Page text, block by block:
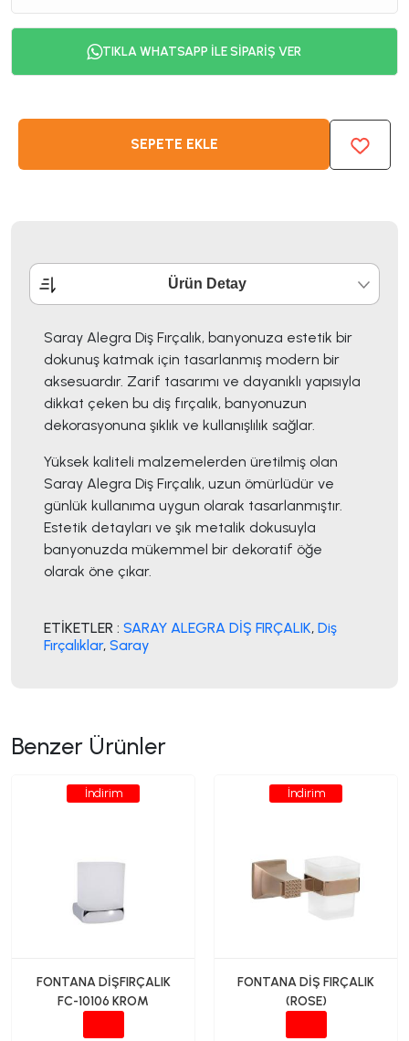
TIKLA WHATSAPP İLE SİPARİŞ VER
SEPETE EKLE
Ürün Detay
Saray Alegra Diş Fırçalık, banyonuza estetik bir
dokunuş katmak için tasarlanmış modern bir
aksesuardır. Zarif tasarımı ve dayanıklı yapısıyla
dikkat çeken bu diş fırçalık, banyonuzun
dekorasyonuna şıklık ve kullanışlılık sağlar.
Yüksek kaliteli malzemelerden üretilmiş olan
Saray Alegra Diş Fırçalık, uzun ömürlüdür ve
günlük kullanıma uygun olarak tasarlanmıştır.
Estetik detayları ve şık metalik dokusuyla
banyonuzda mükemmel bir dekoratif öğe
olarak öne çıkar.
ETİKETLER : SARAY ALEGRA DİŞ FIRÇALIK, Diş
Fırçalıklar, Saray
Benzer Ürünler
İndirim
FONTANA DİŞFIRÇALIK
FC-10106 KROM
İndirim
FONTANA DİŞ FIRÇALIK
(ROSE)